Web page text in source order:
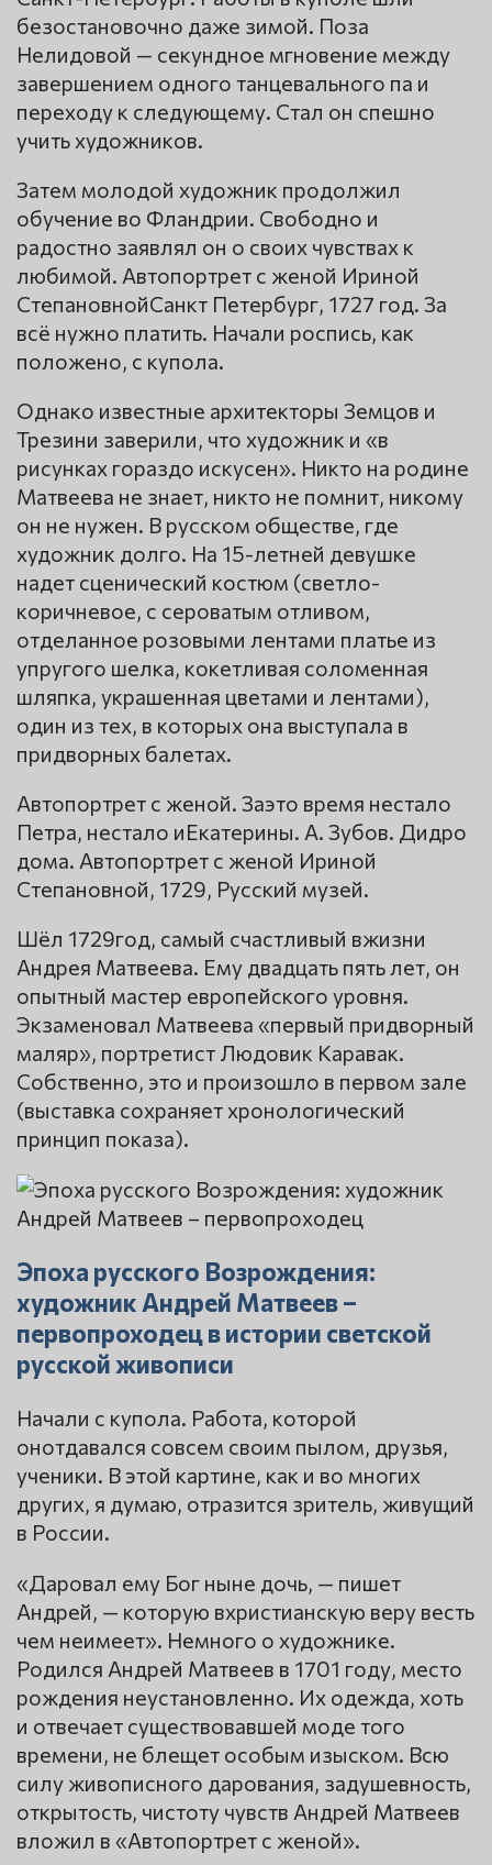
безостановочно даже зимой. Поза
Нелидовой — секундное мгновение между
завершением одного танцевального па и
переходу к следующему. Стал он спешно
учить художников.
Затем молодой художник продолжил
обучение во Фландрии. Свободно и
радостно заявлял он о своих чувствах к
любимой. Автопортрет с женой Ириной
СтепановнойСанкт Петербург, 1727 год. За
всё нужно платить. Начали роспись, как
положено, с купола.
Однако известные архитекторы Земцов и
Трезини заверили, что художник и «в
рисунках гораздо искусен». Никто на родине
Матвеева не знает, никто не помнит, никому
он не нужен. В русском обществе, где
художник долго. На 15-летней девушке
надет сценический костюм (светло-
коричневое, с сероватым отливом,
отделанное розовыми лентами платье из
упругого шелка, кокетливая соломенная
шляпка, украшенная цветами и лентами),
один из тех, в которых она выступала в
придворных балетах.
Автопортрет с женой. Заэто время нестало
Петра, нестало иЕкатерины. А. Зубов. Дидро
дома. Автопортрет с женой Ириной
Степановной, 1729, Русский музей.
Шёл 1729год, самый счастливый вжизни
Андрея Матвеева. Ему двадцать пять лет, он
опытный мастер европейского уровня.
Экзаменовал Матвеева «первый придворный
маляр», портретист Людовик Каравак.
Собственно, это и произошло в первом зале
(выставка сохраняет хронологический
принцип показа).
Эпоха русского Возрождения:
художник Андрей Матвеев –
первопроходец в истории светской
русской живописи
Начали с купола. Работа, которой
онотдавался совсем своим пылом, друзья,
ученики. В этой картине, как и во многих
других, я думаю, отразится зритель, живущий
в России.
«Даровал ему Бог ныне дочь, — пишет
Андрей, — которую вхристианскую веру весть
чем неимеет». Немного о художнике.
Родился Андрей Матвеев в 1701 году, место
рождения неустановленно. Их одежда, хоть
и отвечает существовавшей моде того
времени, не блещет особым изыском. Всю
силу живописного дарования, задушевность,
открытость, чистоту чувств Андрей Матвеев
вложил в «Автопортрет с женой».